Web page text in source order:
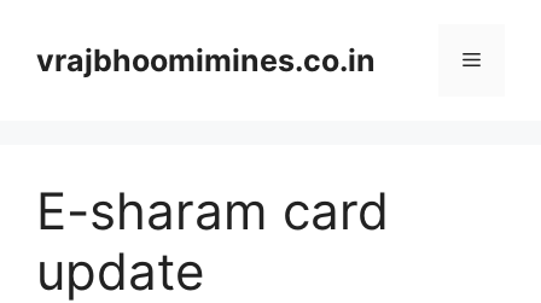
contentvrajbhoomimines.co.in Menu
E-sharam card
update